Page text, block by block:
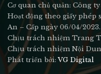
Cơ quan chủ quản: Công
Hoạt động theo giấy phép
An – Cấp ngày 06/04/2023.
Chịu trách nhiệm Trang
Chịu trách nhiệm Nội
Phát triển bởi:VG Digital